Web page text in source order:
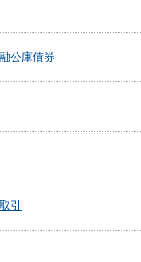
公庫債券
引